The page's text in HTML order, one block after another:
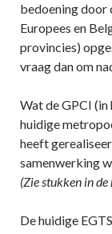
bedoening door
Europees en
provincies)
vraag dan om
Wat de GPCI
huidige
heeft
samenwerking
(Zie stukken in de
De huidige